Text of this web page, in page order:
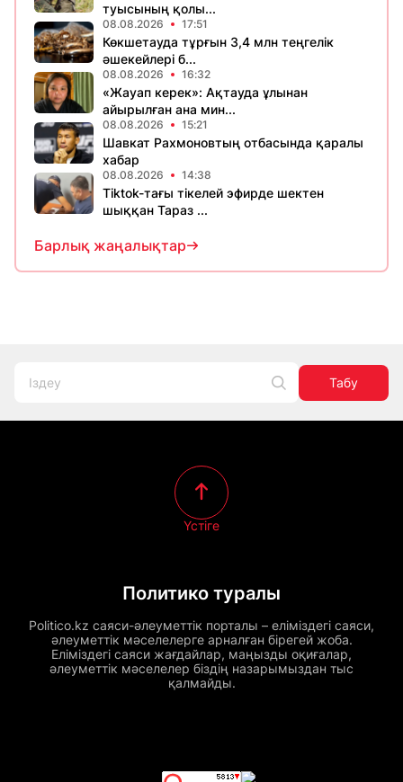
туысының қолы...
08.08.2026 17:51
Көкшетауда тұрғын 3,4 млн теңгелік
әшекейлері б...
08.08.2026 16:32
«Жауап керек»: Ақтауда ұлынан
айырылған ана мин...
08.08.2026 15:21
Шавкат Рахмоновтың отбасында қаралы
хабар
08.08.2026 14:38
Tiktok-тағы тікелей эфирде шектен
шыққан Тараз ...
Барлық жаңалықтар
Табу
Политико туралы
Politico.kz саяси-әлеуметтік порталы – еліміздегі саяси,
әлеуметтік мәселелерге арналған бірегей жоба.
Еліміздегі саяси жағдайлар, маңызды оқиғалар,
әлеуметтік мәселелер біздің назарымыздан тыс
қалмайды.
Үстіге